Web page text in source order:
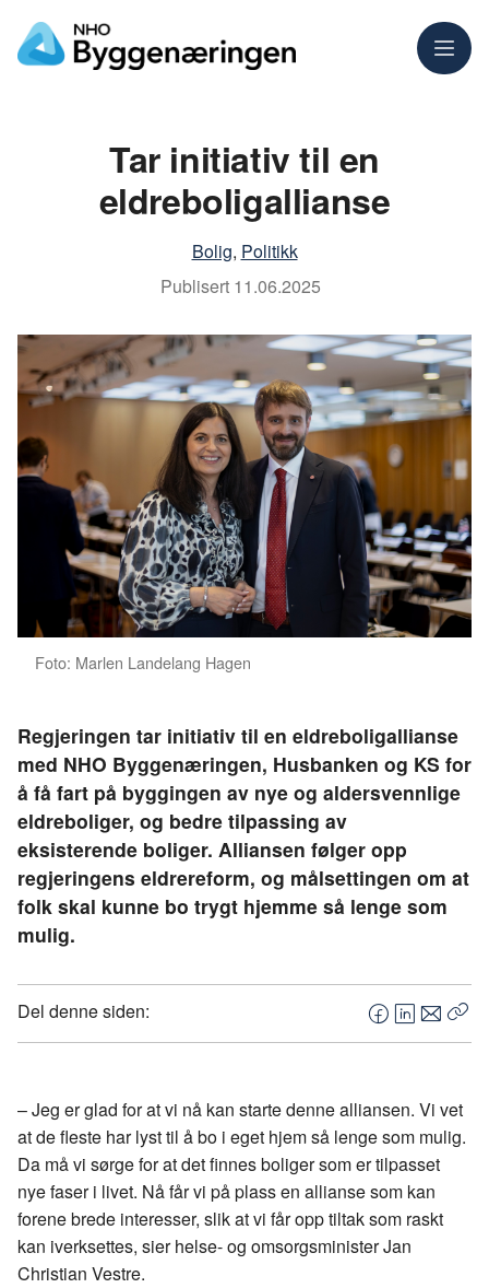
Meny
Tar initiativ til en
eldreboligallianse
Bolig, Politikk
Publisert 11.06.2025
Foto: Marlen Landelang Hagen
Regjeringen tar initiativ til en eldreboligallianse
med NHO Byggenæringen, Husbanken og KS for
å få fart på byggingen av nye og aldersvennlige
eldreboliger, og bedre tilpassing av
eksisterende boliger. Alliansen følger opp
regjeringens eldrereform, og målsettingen om at
folk skal kunne bo trygt hjemme så lenge som
mulig.
Del denne siden:
F
a
e
b
o
o
L
i
k
e
d
I
E
-
o
s
t
– Jeg er glad for at vi nå kan starte denne alliansen. Vi vet
at de fleste har lyst til å bo i eget hjem så lenge som mulig.
Da må vi sørge for at det finnes boliger som er tilpasset
nye faser i livet. Nå får vi på plass en allianse som kan
forene brede interesser, slik at vi får opp tiltak som raskt
kan iverksettes, sier helse- og omsorgsminister Jan
Christian Vestre.